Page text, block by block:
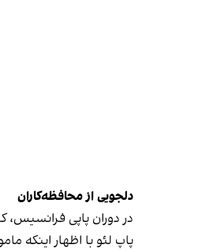
دلجویی از محافظه‌کاران
در دوران پاپی فرانسیس،
پاپ لئو با اظهار اینکه